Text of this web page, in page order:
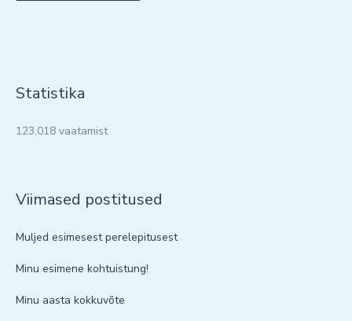
Statistika
123,018 vaatamist
Viimased postitused
Muljed esimesest perelepitusest
Minu esimene kohtuistung!
Minu aasta kokkuvõte